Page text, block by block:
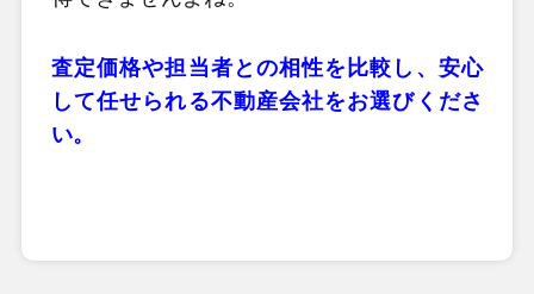
査定価格や担当者との相性を比較し、安心
して任せられる不動産会社をお選びくださ
い。